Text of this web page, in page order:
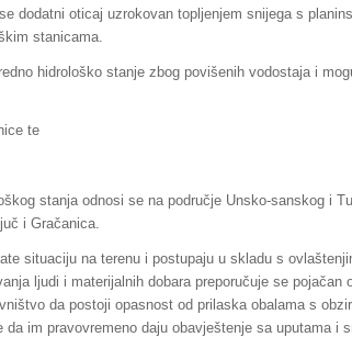
dodatni oticaj uzrokovan topljenjem snijega s
stanicama.
hidrološko stanje zbog povišenih vodostaja i
te
stanja odnosi se na područje Unsko-sanskog i
i Gračanica.
situaciju na terenu i postupaju u skladu s
ljudi i materijalnih dobara preporučuje se pojačan
da postoji opasnost od prilaska obalama s
im pravovremeno daju obavještenje sa uputama i